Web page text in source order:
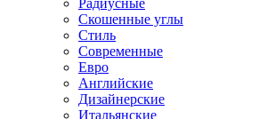
Скошенные углы
Стиль
Современные
Евро
Английские
Дизайнерские
Итальянские